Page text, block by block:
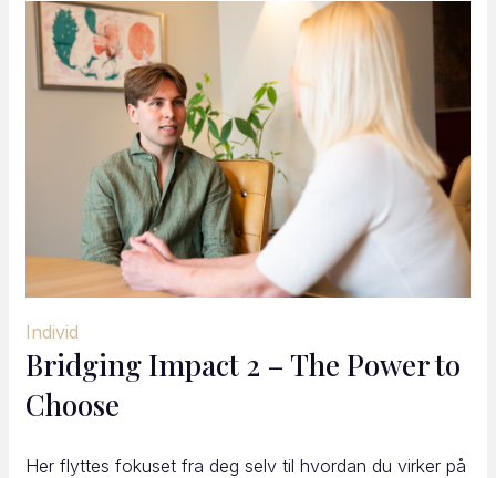
Individ
Bridging Impact 2 – The Power to
Choose
Her flyttes fokuset fra deg selv til hvordan du virker på